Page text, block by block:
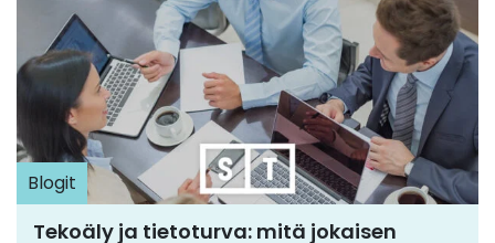
Blogit
Tekoäly ja tietoturva: mitä jokaisen